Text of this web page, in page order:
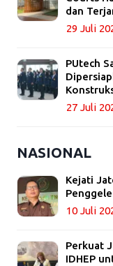
dan
29 Juli
PUtech
27 Juli
NASIONAL
Kejati
10 Juli
Perkuat
IDHEP